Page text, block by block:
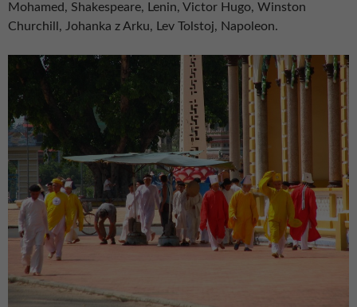
Mohamed, Shakespeare, Lenin, Victor Hugo, Winston
Churchill, Johanka z Arku, Lev Tolstoj, Napoleon.